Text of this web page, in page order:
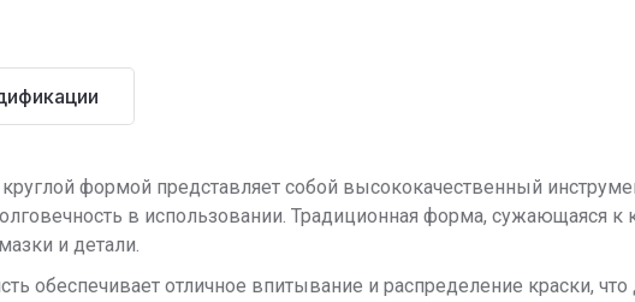
формой представляет собой высококачественный
в использовании. Традиционная форма, сужающаяся к
и детали.
обеспечивает отличное впитывание и распределение краски,